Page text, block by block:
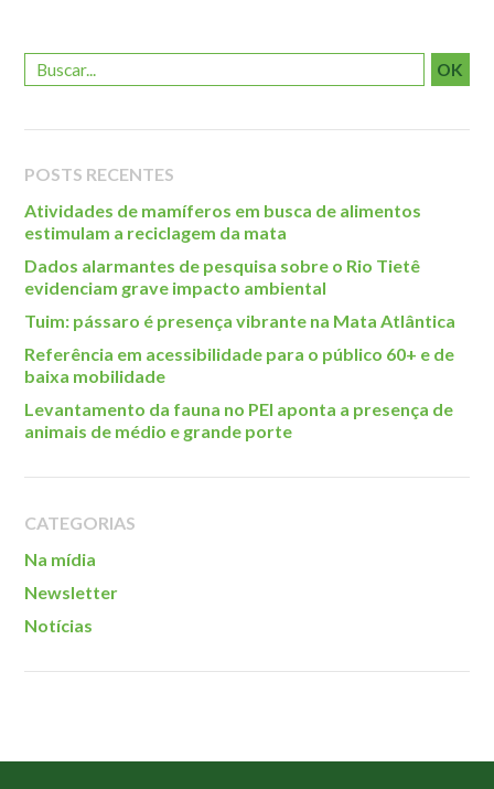
OK
POSTS RECENTES
Atividades de mamíferos em busca de alimentos
estimulam a reciclagem da mata
Dados alarmantes de pesquisa sobre o Rio Tietê
evidenciam grave impacto ambiental
Tuim: pássaro é presença vibrante na Mata Atlântica
Referência em acessibilidade para o público 60+ e de
baixa mobilidade
Levantamento da fauna no PEI aponta a presença de
animais de médio e grande porte
CATEGORIAS
Na mídia
Newsletter
Notícias